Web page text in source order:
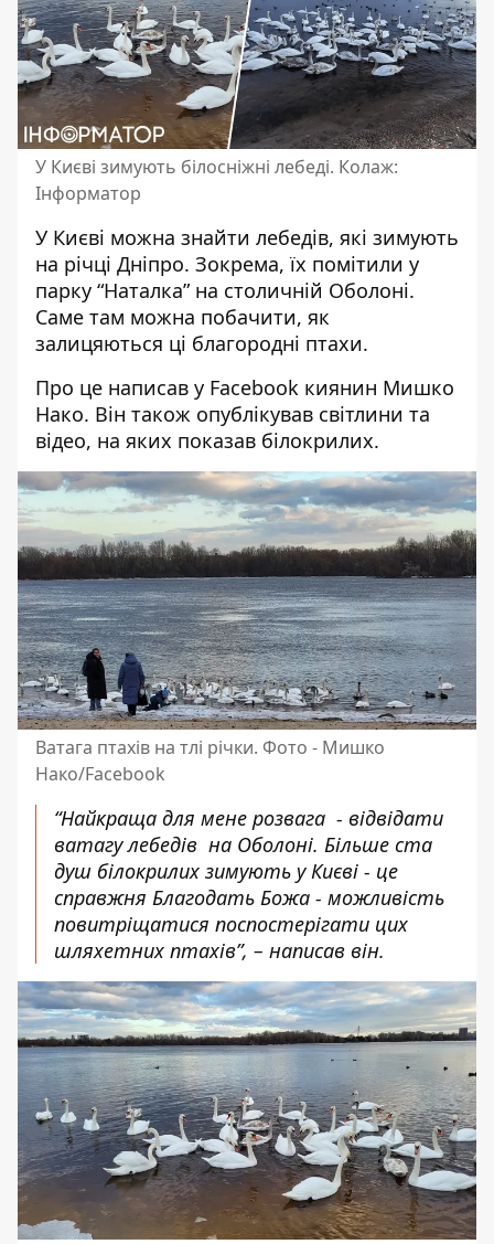
У Києві зимують білосніжні лебеді. Колаж:
Інформатор
У Києві можна знайти лебедів, які зимують
на річці Дніпро. Зокрема, їх помітили у
парку “Наталка” на столичній Оболоні.
Саме там можна побачити, як
залицяються ці благородні птахи.
Про це написав у Facebook киянин Мишко
Нако. Він також опублікував світлини та
відео, на яких показав білокрилих.
Ватага птахів на тлі річки. Фото - Мишко
Нако/Facebook
“Найкраща для мене розвага - відвідати
ватагу лебедів на Оболоні. Більше ста
душ білокрилих зимують у Києві - це
справжня Благодать Божа - можливість
повитріщатися поспостерігати цих
шляхетних птахів”, – написав він.